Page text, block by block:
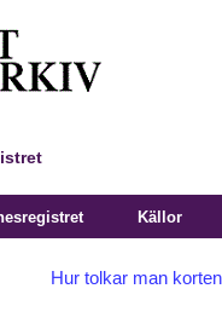
Källor
Hur tolkar man